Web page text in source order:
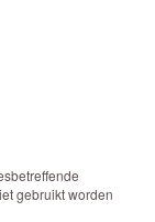
gebruikt worden